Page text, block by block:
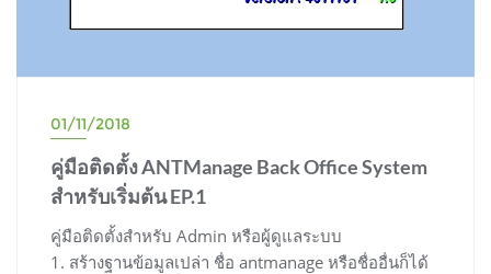
01/11/2018
คู่มือติดตั้ง ANTManage Back Office System
สำหรับเริ่มต้น EP.1
คู่มือติดตั้งสำหรับ Admin หรือผู้ดูแลระบบ
1. สร้างฐานข้อมูลเปล่า ชื่อ antmanage หรือชื่ออื่นก็ได้